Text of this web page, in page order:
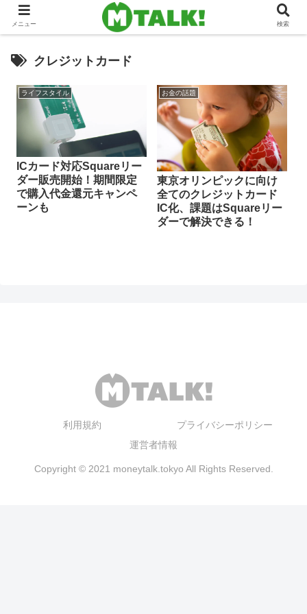
クレジットカード
ライフスタイル
ICカード対応Squareリー
ダー販売開始！期間限定
で購入代金還元キャンペ
ーンも
お金の話題
東京オリンピックに向け
全てのクレジットカード
IC化、課題はSquareリー
ダーで解決できる！
利用規約
プライバシーポリシー
運営者情報
Copyright © 2021 moneytalk.tokyo All Rights Reserved.
メニュー 検索